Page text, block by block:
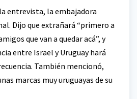
entrevista, la embajadora
Dijo que extrañará “primero a
que van a quedar acá”, y
entre Israel y Uruguay hará
También mencionó,
marcas muy uruguayas de su